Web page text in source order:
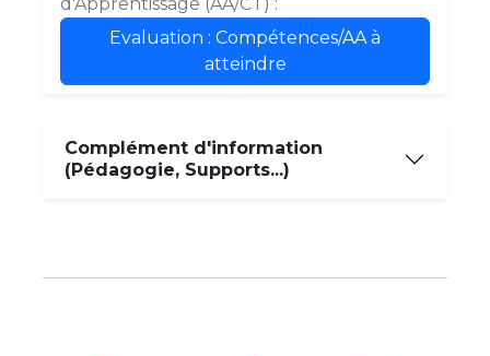
Evaluation : Compétences/AA à
atteindre
Complément d'information
(Pédagogie, Supports...)